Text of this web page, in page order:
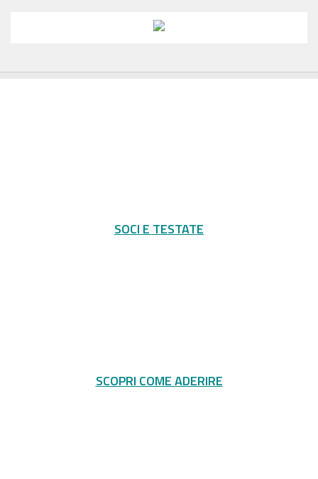
SOCI E TESTATE
SCOPRI COME ADERIRE